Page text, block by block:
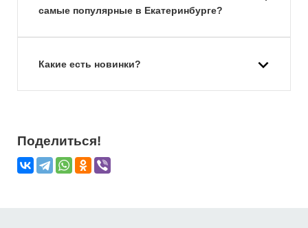
самые популярные в Екатеринбурге?
Какие есть новинки?
Поделиться!